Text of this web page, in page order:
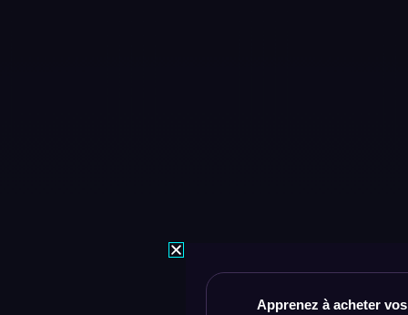
Apprenez à acheter vos